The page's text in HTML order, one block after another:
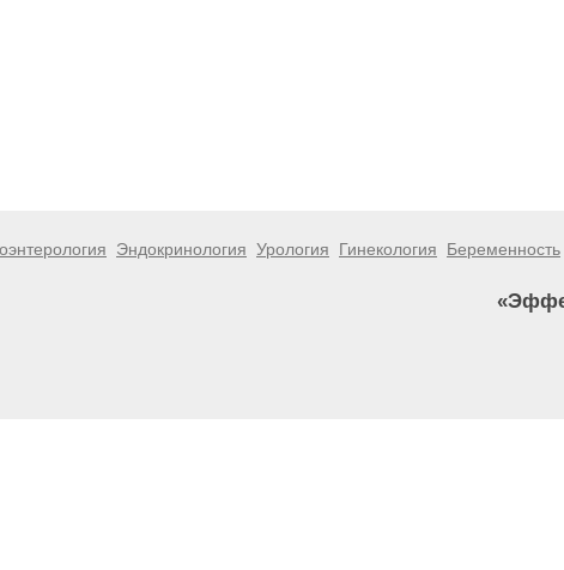
Эндокринология Урология Гинекология Беременность